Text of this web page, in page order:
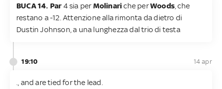
BUCA 14. Par4 sia perMolinariche perWoods , che
restano a -12. Attenzione alla rimonta da dietro di
Dustin Johnson, a una lunghezza dal trio di testa
19:10 14 apr
andare tied for the lead.